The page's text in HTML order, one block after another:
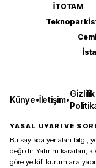
İTOTAM
Teknopark
Künye•İletişim•
YASAL UYARI VE
Bu sayfada yer alan bilgi,
değildir. Yatırım
göre yetkili kurumlarla